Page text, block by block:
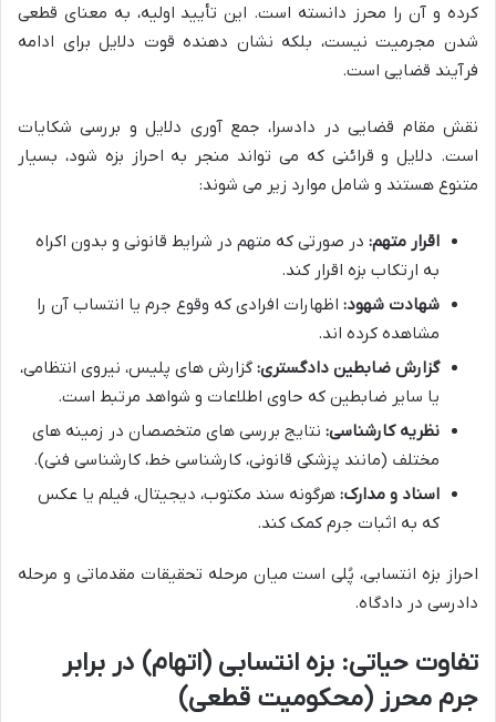
کرده و آن را محرز دانسته است. این تأیید اولیه، به معنای قطعی
شدن مجرمیت نیست، بلکه نشان دهنده قوت دلایل برای ادامه
فرآیند قضایی است.
نقش مقام قضایی در دادسرا، جمع آوری دلایل و بررسی شکایات
است. دلایل و قرائنی که می تواند منجر به احراز بزه شود، بسیار
متنوع هستند و شامل موارد زیر می شوند:
اقرار متهم: در صورتی که متهم در شرایط قانونی و بدون اکراه
به ارتکاب بزه اقرار کند.
شهادت شهود: اظهارات افرادی که وقوع جرم یا انتساب آن را
مشاهده کرده اند.
گزارش ضابطین دادگستری: گزارش های پلیس، نیروی انتظامی،
یا سایر ضابطین که حاوی اطلاعات و شواهد مرتبط است.
نظریه کارشناسی: نتایج بررسی های متخصصان در زمینه های
مختلف (مانند پزشکی قانونی، کارشناسی خط، کارشناسی فنی).
اسناد و مدارک: هرگونه سند مکتوب، دیجیتال، فیلم یا عکس
که به اثبات جرم کمک کند.
احراز بزه انتسابی، پُلی است میان مرحله تحقیقات مقدماتی و مرحله
دادرسی در دادگاه.
تفاوت حیاتی: بزه انتسابی (اتهام) در برابر
جرم محرز (محکومیت قطعی)